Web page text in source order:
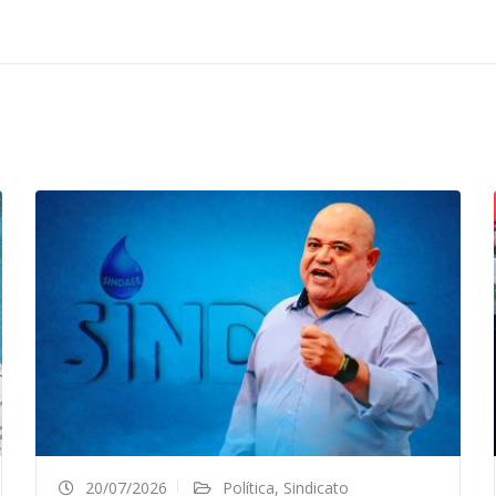
20/07/2026 Política, Sindicato